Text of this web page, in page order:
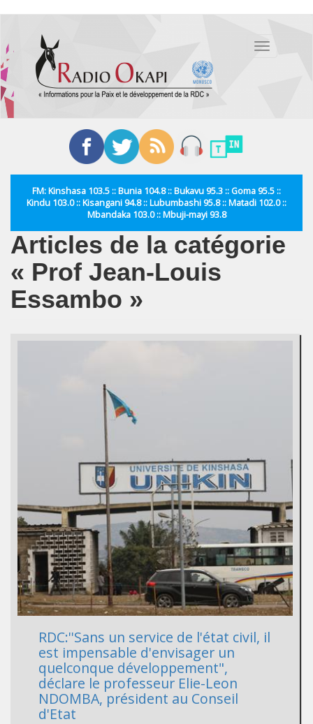
contenu
principal
Toggle
FM: Kinshasa 103.5 :: Bunia 104.8 :: Bukavu 95.3 :: Goma 95.5 ::
Kindu 103.0 :: Kisangani 94.8 :: Lubumbashi 95.8 :: Matadi 102.0 ::
Mbandaka 103.0 :: Mbuji-mayi 93.8
Articles de la catégorie
« Prof Jean-Louis
Essambo »
RDC:''Sans un service de l'état civil, il
est impensable d'envisager un
quelconque développement",
déclare le professeur Elie-Leon
NDOMBA, président au Conseil
d'Etat